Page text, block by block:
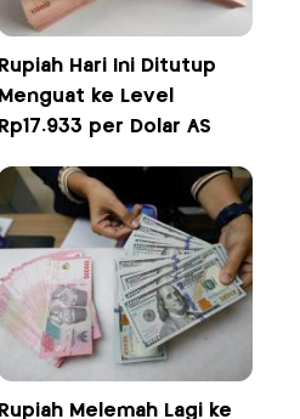
Rupiah Hari Ini Ditutup
Menguat ke Level
Rp17.933 per Dolar AS
Rupiah Melemah Lagi ke